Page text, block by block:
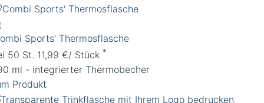
Sports' Thermosflasche
50 St. 11,99 €/ Stück *
ml - integrierter Thermobecher
Produkt